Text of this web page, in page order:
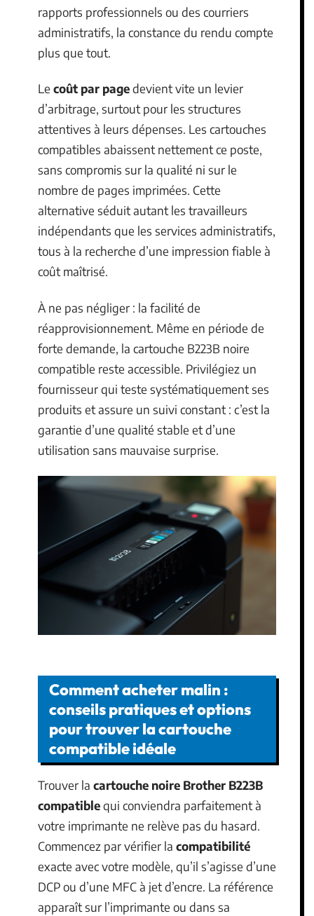
rapports professionnels ou des courriers
administratifs, la constance du rendu compte
plus que tout.
Le coût par pagedevient vite un levier
d’arbitrage, surtout pour les structures
attentives à leurs dépenses. Les cartouches
compatibles abaissent nettement ce poste,
sans compromis sur la qualité ni sur le
nombre de pages imprimées. Cette
alternative séduit autant les travailleurs
indépendants que les services administratifs,
tous à la recherche d’une impression fiable à
coût maîtrisé.
À ne pas négliger : la facilité de
réapprovisionnement. Même en période de
forte demande, la cartouche B223B noire
compatible reste accessible. Privilégiez un
fournisseur qui teste systématiquement ses
produits et assure un suivi constant : c’est la
garantie d’une qualité stable et d’une
utilisation sans mauvaise surprise.
Comment acheter malin :
conseils pratiques et options
pour trouver la cartouche
compatible idéale
Trouver la cartouche noire Brother B223B
compatiblequi conviendra parfaitement à
votre imprimante ne relève pas du hasard.
Commencez par vérifier la compatibilité
exacte avec votre modèle, qu’il s’agisse d’une
DCP ou d’une MFC à jet d’encre. La référence
apparaît sur l’imprimante ou dans sa